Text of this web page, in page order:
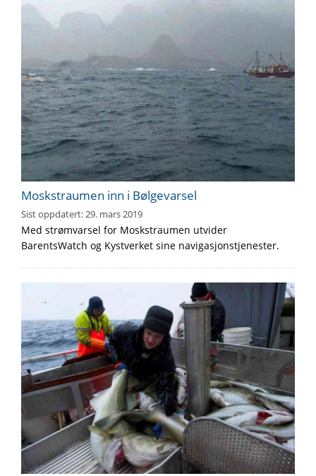
Moskstraumen inn i Bølgevarsel
Sist oppdatert:29. mars 2019
Med strømvarsel for Moskstraumen utvider
BarentsWatch og Kystverket sine navigasjonstjenester.